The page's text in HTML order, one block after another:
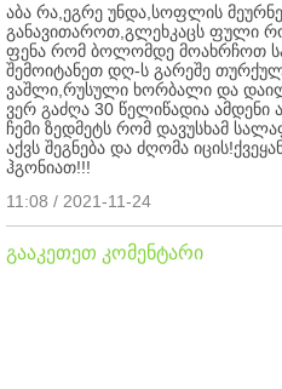
აბა რა,ეგრე უნდა,სოფლის
განავითაროთ,გლეხკაცს ფული
ფენა რომ ბოლომდე მოახრჩოთ
შემოიტანეთ დღ-ს გარეშე
ვაშლი,რუსული ხორბალი და
ვერ გაძღა 30 წელიწადია
ჩემი ზედმეტს რომ დავუსხამ
აქვს შეგნება და ძღომა
ჰგონიათ!!!
11:08 / 2021-11-24
გააკეთეთ კომენტარი